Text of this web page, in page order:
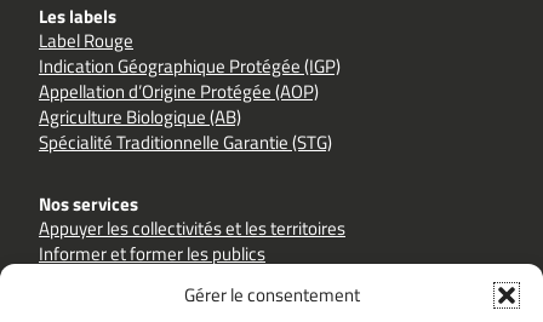
Gérer le consentement
Les labels
Label Rouge
Indication Géographique Protégée (IGP)
Appellation d’Origine Protégée (AOP)
Agriculture Biologique (AB)
Spécialité Traditionnelle Garantie (STG)
Nos services
Appuyer les collectivités et les territoires
Informer et former les publics